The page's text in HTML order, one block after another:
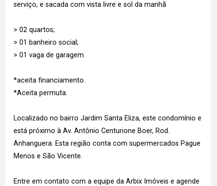
serviço, e sacada com vista livre e sol da manhã
> 02 quartos;
> 01 banheiro social;
> 01 vaga de garagem.
*aceita financiamento.
*Aceita permuta.
Localizado no bairro Jardim Santa Eliza, este condomínio e
está próximo à Av. Antônio Centurione Boer, Rod.
Anhanguera. Esta região conta com supermercados Pague
Menos e São Vicente.
Entre em contato com a equipe da Arbix Imóveis e agende